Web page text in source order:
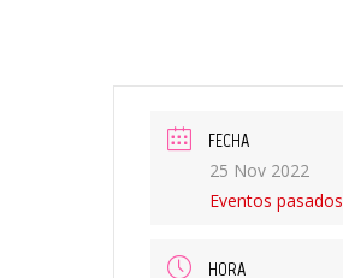
FECHA
25 Nov 2022
Eventos pasados
HORA